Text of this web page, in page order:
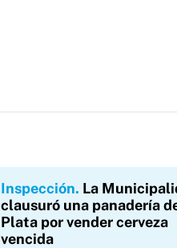
Inspección La
clausuró una panadería
Plata por vender cerveza
vencida